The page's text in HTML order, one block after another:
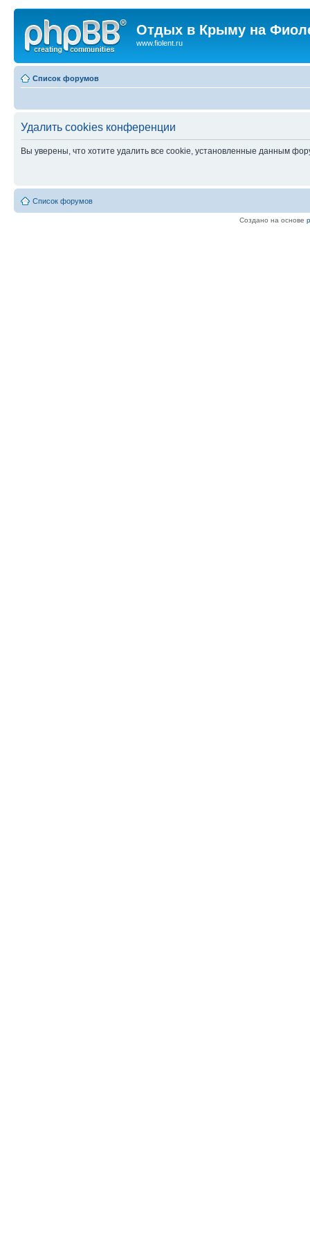
Отдых в Крыму на
www.fiolent.ru
Список форумов
Удалить cookies конференции
Вы уверены, что хотите удалить все cookie, установленные данным
Список форумов
Создано на основе